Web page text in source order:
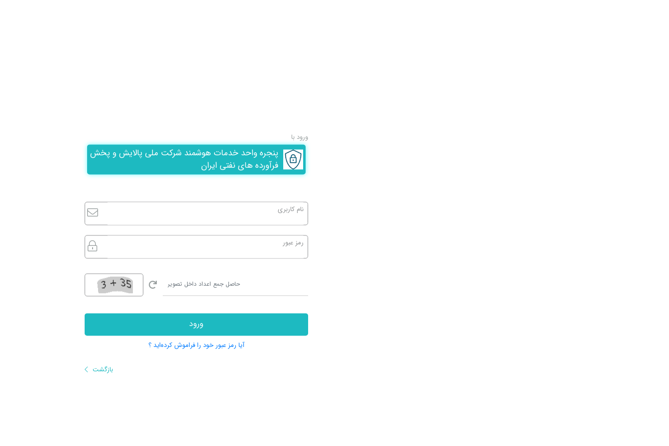
نام کاربری
رمز عبور
ورود
آیا رمز عبور خود را فراموش کرده‌اید ؟
بازگشت
ورود با
پنجره واحد خدمات هوشمند شرکت ملی پالایش و پخش
فرآورده های نفتی ایران